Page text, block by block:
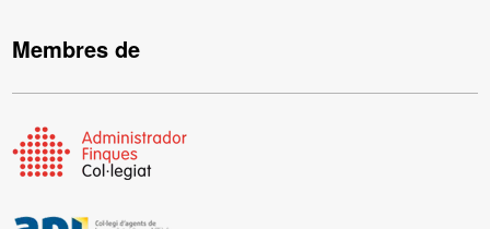
Membres de